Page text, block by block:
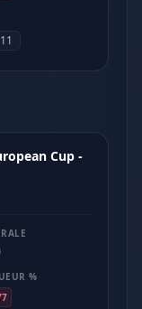
11
Cup -
%